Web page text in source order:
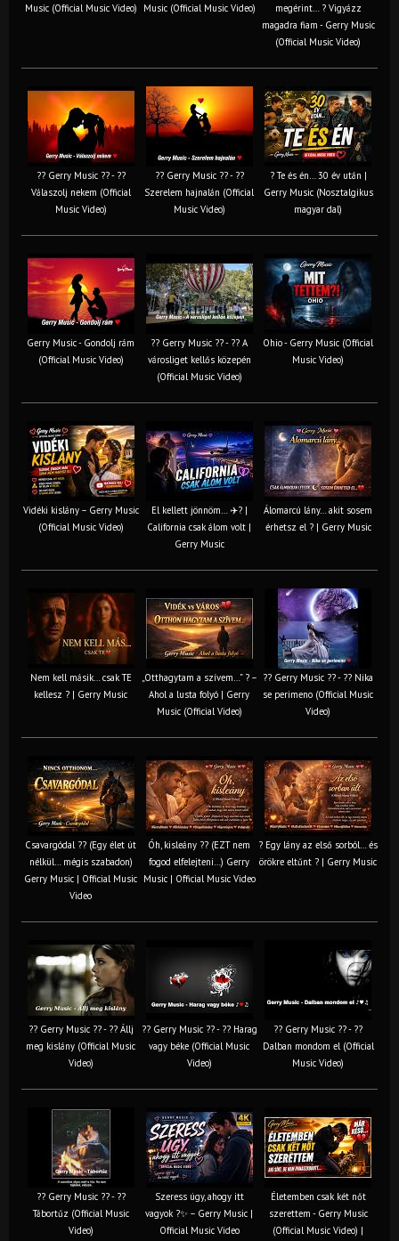
Music (Official Music Video)
Music (Official Music Video)
megérint… ? Vigyázz
magadra fiam - Gerry Music
(Official Music Video)
?? Gerry Music ?? - ??
Válaszolj nekem (Official
Music Video)
?? Gerry Music ?? - ??
Szerelem hajnalán (Official
Music Video)
? Te és én… 30 év után |
Gerry Music (Nosztalgikus
magyar dal)
Gerry Music - Gondolj rám
(Official Music Video)
?? Gerry Music ?? - ?? A
városliget kellős közepén
(Official Music Video)
Ohio - Gerry Music (Official
Music Video)
Vidéki kislány – Gerry Music
(Official Music Video)
El kellett jönnöm… ✈️? |
California csak álom volt |
Gerry Music
Álomarcú lány… akit sosem
érhetsz el ? | Gerry Music
Nem kell másik… csak TE
kellesz ? | Gerry Music
„Otthagytam a szívem…” ? –
Ahol a lusta folyó | Gerry
Music (Official Video)
?? Gerry Music ?? - ?? Nika
se perimeno (Official Music
Video)
Csavargódal ?? (Egy élet út
nélkül… mégis szabadon)
Gerry Music | Official Music
Video
Óh, kisleány ?? (EZT nem
fogod elfelejteni…) Gerry
Music | Official Music Video
? Egy lány az első sorból… és
örökre eltűnt ? | Gerry Music
?? Gerry Music ?? - ?? Állj
meg kislány (Official Music
Video)
?? Gerry Music ?? - ?? Harag
vagy béke (Official Music
Video)
?? Gerry Music ?? - ??
Dalban mondom el (Official
Music Video)
?? Gerry Music ?? - ??
Tábortűz (Official Music
Video)
Szeress úgy, ahogy itt
vagyok ?✨ – Gerry Music |
Official Music Video
Életemben csak két nőt
szerettem - Gerry Music
(Official Music Video) |